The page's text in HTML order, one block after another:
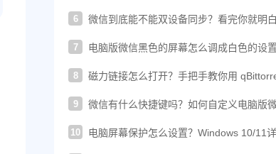
6
微信到底能不能双设备同步？看完你就明
7
电脑版微信黑色的屏幕怎么调成白色的设
8
磁力链接怎么打开？手把手教你用
9
微信有什么快捷键吗？如何自定义电脑版
10
电脑屏幕保护怎么设置？Windows 10/11